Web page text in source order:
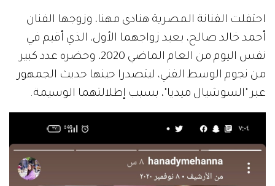
احتفلت الفنانة المصرية هنادى مهنا، وزوجها الفنان
أحمد خالد صالح، بعيد زواجهما الأول، الذي أقيم في
نفس اليوم من العام الماضي 2020، وحضره عدد كبير
من نجوم الوسط الفني، ليتصدرا حينها حديث الجمهور
عبر "السوشيال ميديا"، بسبب إطلالتهما الوسيمة.